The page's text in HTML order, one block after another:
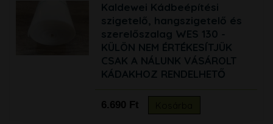
Kaldewei Kádbeépítési
szigetelő, hangszigetelő és
szerelőszalag WES 130 -
KÜLÖN NEM ÉRTÉKESÍTJÜK
CSAK A NÁLUNK VÁSÁROLT
KÁDAKHOZ RENDELHETŐ
6.690 Ft